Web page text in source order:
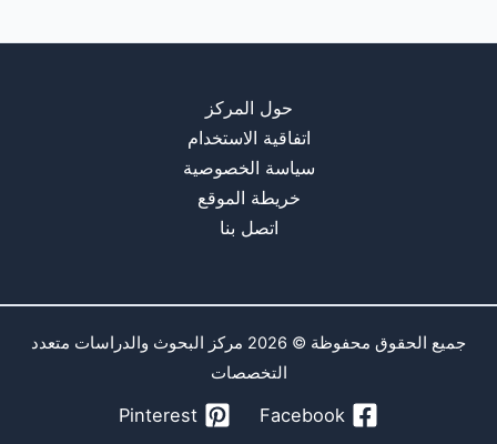
حول المركز
اتفاقية الاستخدام
سياسة الخصوصية
خريطة الموقع
اتصل بنا
جميع الحقوق محفوظة © 2026 مركز البحوث والدراسات متعدد
التخصصات
Facebook
Pinterest